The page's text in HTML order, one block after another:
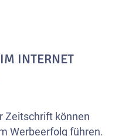
INTERNET
Zeitschrift können
Werbeerfolg führen.